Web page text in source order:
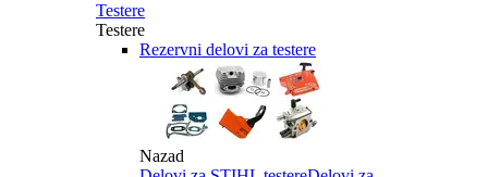
Testere
Testere
Rezervni delovi za testere
Nazad